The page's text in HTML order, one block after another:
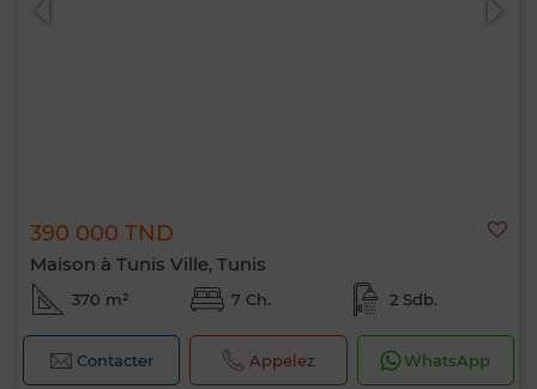
390 000 TND
Maison à Tunis Ville, Tunis
370 m² 7 Ch. 2 Sdb.
Contacter Appelez WhatsApp